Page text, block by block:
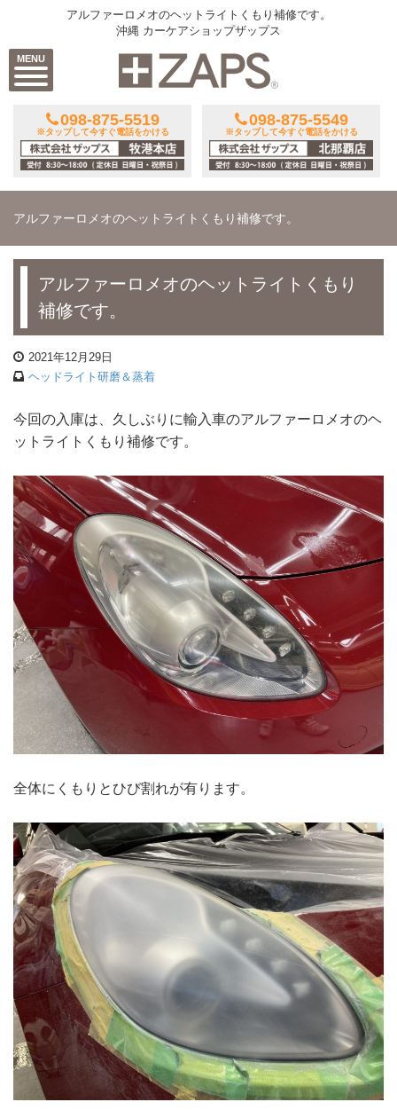
MENU
アルファーロメオのヘットライトくもり補修です。
沖縄 カーケアショップザップス
098-875-5519
※タップして今すぐ電話をかける
098-875-5549
※タップして今すぐ電話をかける
アルファーロメオのヘットライトくもり補修です。
アルファーロメオのヘットライトくもり
補修です。
2021年12月29日
ヘッドライト研磨＆蒸着
今回の入庫は、久しぶりに輸入車のアルファーロメオのヘ
ットライトくもり補修です。
全体にくもりとひび割れが有ります。